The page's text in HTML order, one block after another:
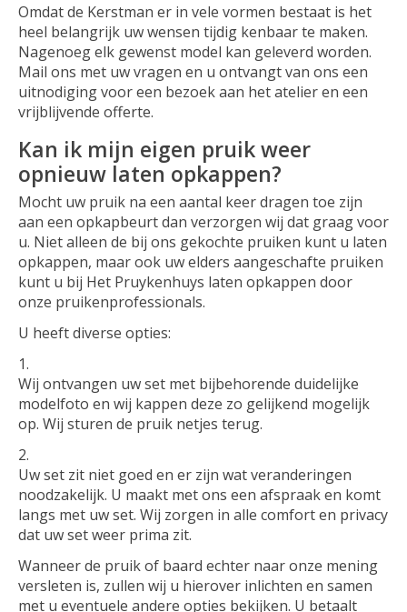
Omdat de Kerstman er in vele vormen bestaat is het
heel belangrijk uw wensen tijdig kenbaar te maken.
Nagenoeg elk gewenst model kan geleverd worden.
Mail ons met uw vragen en u ontvangt van ons een
uitnodiging voor een bezoek aan het atelier en een
vrijblijvende offerte.
Kan ik mijn eigen pruik weer
opnieuw laten opkappen?
Mocht uw pruik na een aantal keer dragen toe zijn
aan een opkapbeurt dan verzorgen wij dat graag voor
u. Niet alleen de bij ons gekochte pruiken kunt u laten
opkappen, maar ook uw elders aangeschafte pruiken
kunt u bij Het Pruykenhuys laten opkappen door
onze pruikenprofessionals.
U heeft diverse opties:
Wij ontvangen uw set met bijbehorende duidelijke
modelfoto en wij kappen deze zo gelijkend mogelijk
op. Wij sturen de pruik netjes terug.
Uw set zit niet goed en er zijn wat veranderingen
noodzakelijk. U maakt met ons een afspraak en komt
langs met uw set. Wij zorgen in alle comfort en privacy
dat uw set weer prima zit.
Wanneer de pruik of baard echter naar onze mening
versleten is, zullen wij u hierover inlichten en samen
met u eventuele andere opties bekijken. U betaalt